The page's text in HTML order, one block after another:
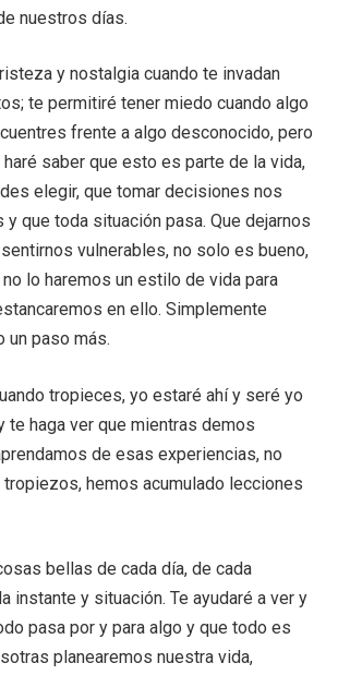
nuestros días.
y nostalgia cuando te invadan
te permitiré tener miedo cuando algo
frente a algo desconocido, pero
saber que esto es parte de la vida,
elegir, que tomar decisiones nos
que toda situación pasa. Que dejarnos
vulnerables, no solo es bueno,
lo haremos un estilo de vida para
en ello. Simplemente
un paso más.
tropieces, yo estaré ahí y seré yo
te haga ver que mientras demos
de esas experiencias, no
hemos acumulado lecciones
bellas de cada día, de cada
instante y situación. Te ayudaré a ver y
pasa por y para algo y que todo es
planearemos nuestra vida,